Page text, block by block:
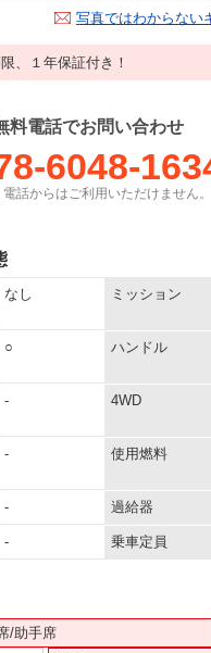
写真ではわからない
、１年保証付き！
料電話でお問い合わせ
6048-
話からはご利用いただけません
なし ミッション
○ ハンドル
- 4WD
- 使用燃料
- 過給器
- 乗車定員
/助手席